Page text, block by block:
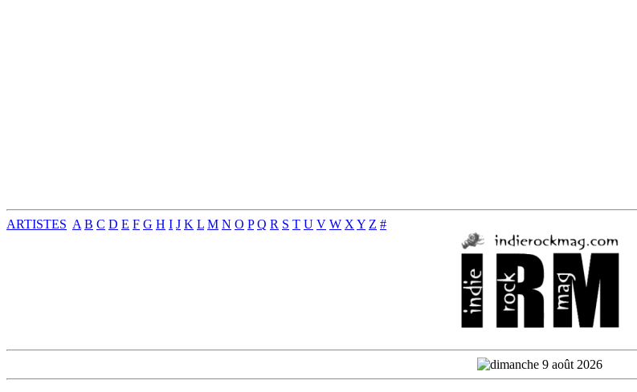
ARTISTES A B C D E F G H I J K L M N O P Q R S T U V W X Y Z #